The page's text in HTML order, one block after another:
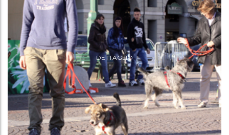
DETTAGLIO